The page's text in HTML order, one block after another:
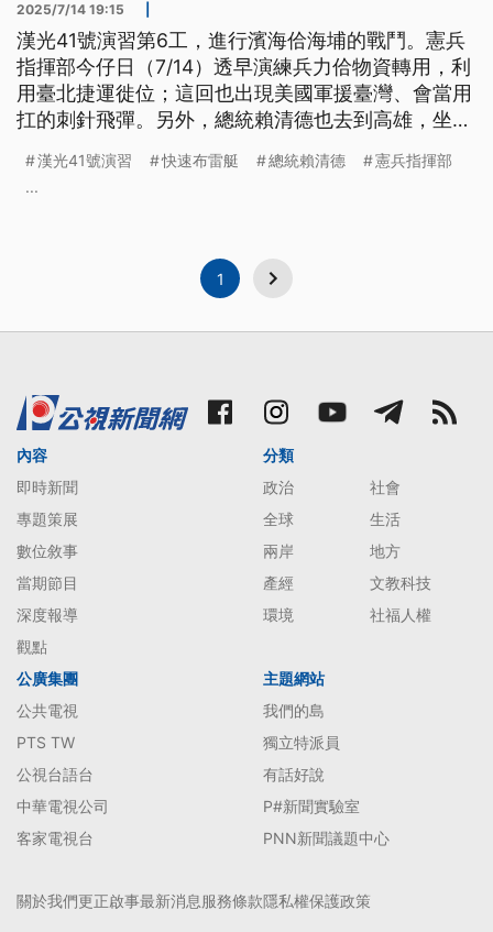
2025/7/14 19:15
漢光41號演習第6工，進行濱海佮海埔的戰鬥。憲兵
指揮部今仔日（7/14）透早演練兵力佮物資轉用，利
用臺北捷運徙位；這回也出現美國軍援臺灣、會當用
扛的刺針飛彈。另外，總統賴清德也去到高雄，坐快
文）
漢光41號演習 快速布雷艇 總統賴清德
憲兵指揮部
...
1
內容
即時新聞
專題策展
數位敘事
當期節目
深度報導
觀點
分類
政治
社會
全球
生活
兩岸
地方
產經
文教科技
環境
社福人權
公廣集團
公共電視
PTS TW
公視台語台
中華電視公司
客家電視台
主題網站
我們的島
獨立特派員
有話好說
P#新聞實驗室
PNN新聞議題中心
關於我們更正啟事最新消息服務條款隱私權保護政策